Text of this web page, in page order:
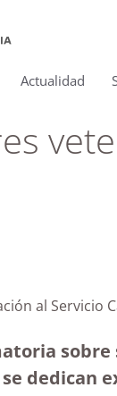
Actualidad
al Servicio
dedican